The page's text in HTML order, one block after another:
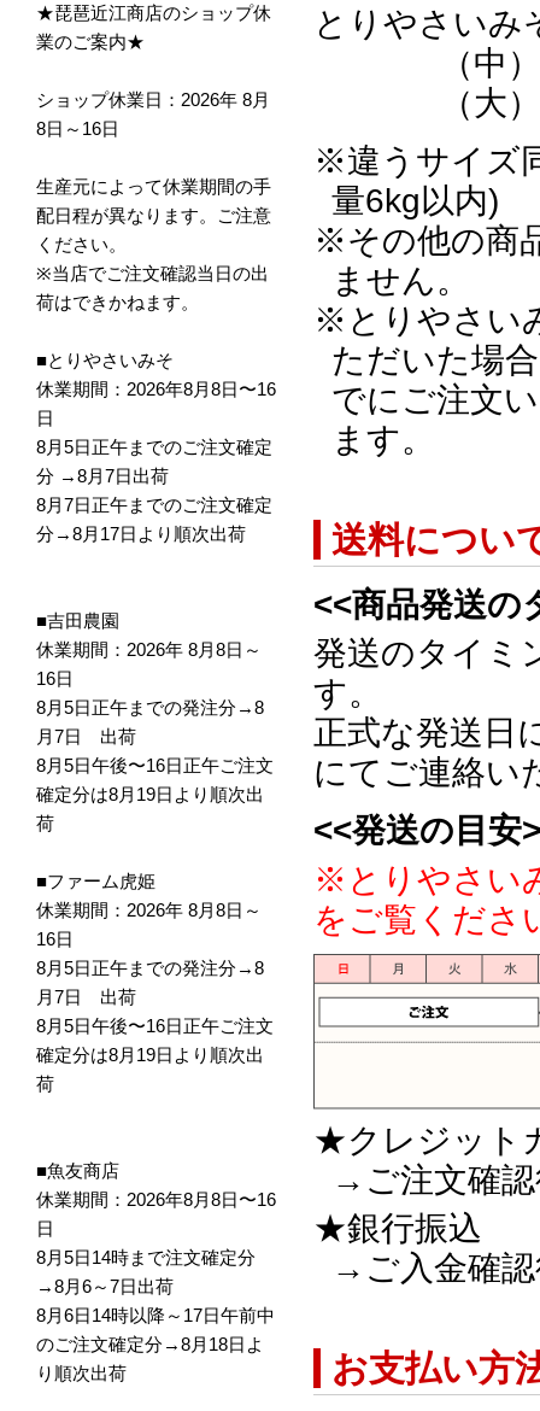
★琵琶近江商店のショップ休
業のご案内★
ショップ休業日：2026年 8月
8日～16日
生産元によって休業期間の手
配日程が異なります。ご注意
ください。
※当店でご注文確認当日の出
荷はできかねます。
■とりやさいみそ
休業期間：2026年8月8日〜16
日
8月5日正午までのご注文確定
分 →8月7日出荷
8月7日正午までのご注文確定
分→8月17日より順次出荷
■吉田農園
休業期間：2026年 8月8日～
16日
8月5日正午までの発注分→8
月7日 出荷
8月5日午後〜16日正午ご注文
確定分は8月19日より順次出
荷
■ファーム虎姫
休業期間：2026年 8月8日～
16日
8月5日正午までの発注分→8
月7日 出荷
8月5日午後〜16日正午ご注文
確定分は8月19日より順次出
荷
■魚友商店
休業期間：2026年8月8日〜16
日
8月5日14時まで注文確定分
→8月6～7日出荷
8月6日14時以降～17日午前中
のご注文確定分→8月18日よ
り順次出荷
とりやさい
（
（
※違うサイズ
量6kg以内)
※その他の商
ません。
※とりやさい
ただいた場
でにご注文
ます。
送料につい
<<商品発送の
発送のタイミ
す。
正式な発送日
にてご連絡い
<<発送の目安
※とりやさい
をご覧くださ
★クレジット
→ご注文確
★銀行振込
→ご入金確
お支払い方